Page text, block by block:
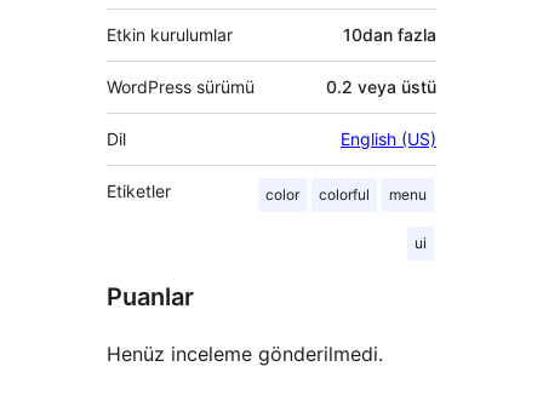
Etkin kurulumlar 10dan fazla
WordPress sürümü 0.2 veya üstü
Dil English (US)
Etiketler color colorful menu
ui
Puanlar
Henüz inceleme gönderilmedi.